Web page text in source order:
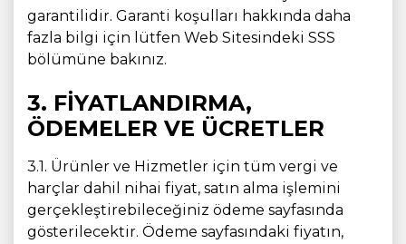
garantilidir. Garanti koşulları hakkında daha
fazla bilgi için lütfen Web Sitesindeki SSS
bölümüne bakınız.
3. FİYATLANDIRMA,
ÖDEMELER VE ÜCRETLER
3.1. Ürünler ve Hizmetler için tüm vergi ve
harçlar dahil nihai fiyat, satın alma işlemini
gerçekleştirebileceğiniz ödeme sayfasında
gösterilecektir. Ödeme sayfasındaki fiyatın,